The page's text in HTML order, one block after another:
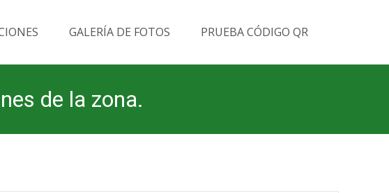
GALERÍA DE FOTOS PRUEBA CÓDIGO QR
de la zona.